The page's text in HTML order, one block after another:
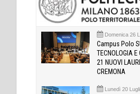
Domenica 26
Campus Polo
TECNOLOGIA E
21 NUOVI
CREMONA
Lunedì 20